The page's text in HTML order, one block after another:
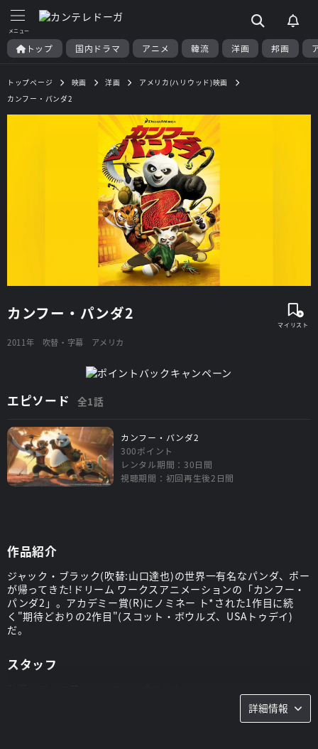
トップ 国内ドラマ アニメ 韓流 洋画 邦画
トップページ 映画 洋画
アメリカ(ハリウッド)映画
カンフー・パンダ2
カンフー・パンダ2
2011年 吹替・字幕 アメリカ
エピソード 全1話
カンフー・パンダ2
300ポイント
レンタル期間：30日間
視聴期間：初回再生後2日間
作品紹介
ジャック・ブラック(吹替:山口達也)の世界一有名なパンダ、ポー
が帰ってきた!ドリーム ワークスアニメーションの「カンフー・
パンダ2」。アカデミー賞(R)にノミネー ト*された1作目に続
く"期待どおりの2作目"(スコット・ボウルズ、USAトゥデイ)
だ。
スタッフ
詳細情報